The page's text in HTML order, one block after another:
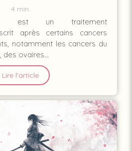
4 min.
est un traitement
après certains cancers
notamment les cancers du
des ovaires...
Lire l'article